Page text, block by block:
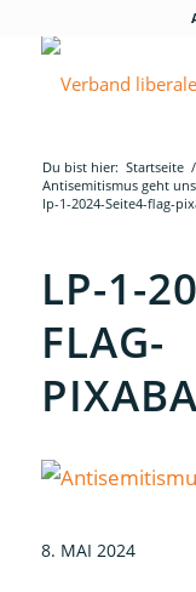
Du bist hier: Startseite /
Antisemitismus geht
lp-1-2024-Seite4-flag-
LP-1-
FLAG-
8. MAI 2024